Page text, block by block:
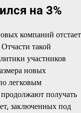
на 3%
компаний отстает
такой
участников
новых
легковым
получать
заключенных под